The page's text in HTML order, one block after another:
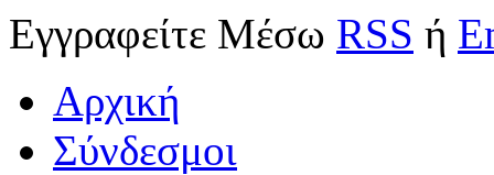
Εγγραφείτε Μέσω RSS ή
Αρχική
Σύνδεσμοι